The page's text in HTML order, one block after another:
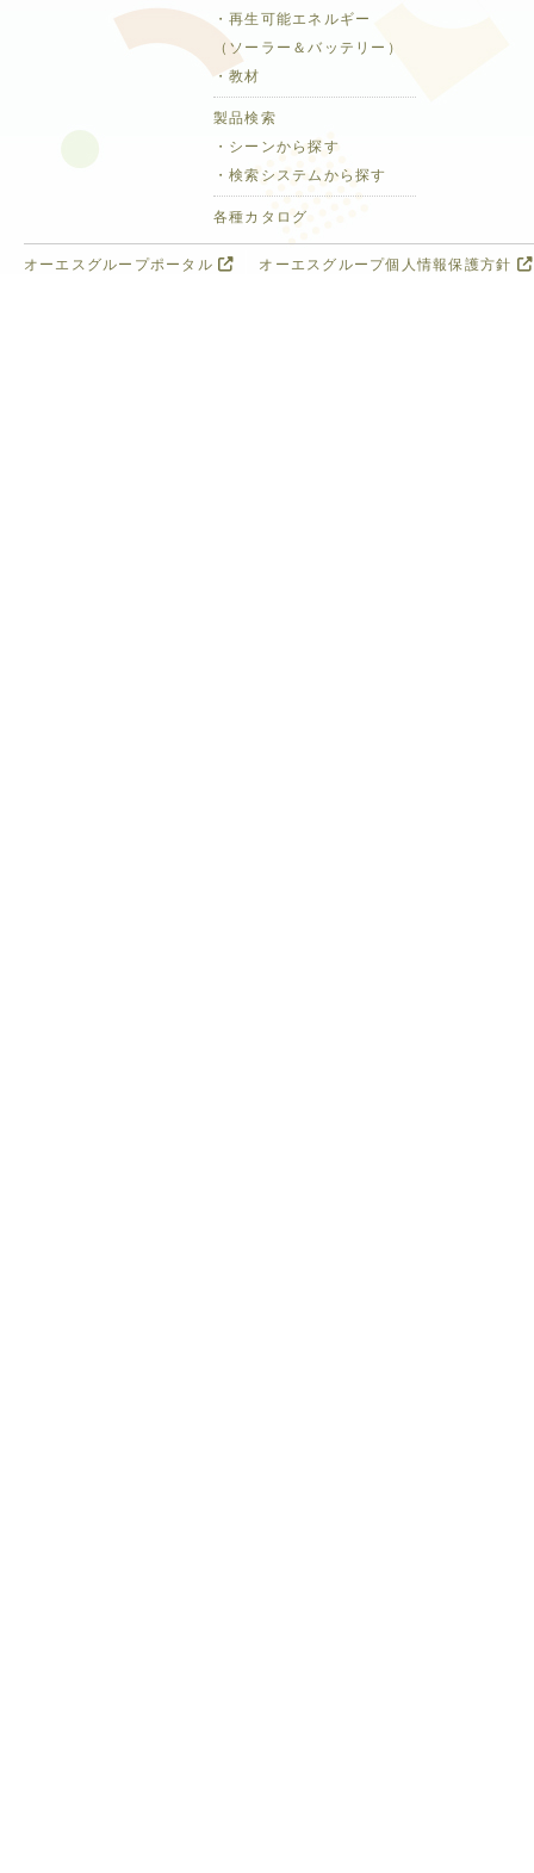
・再生可能エネルギー
（ソーラー＆バッテリー）
・教材
製品検索
・シーンから探す
・検索システムから探す
各種カタログ
オーエスグループポータル オーエスグループ個人情報保護方針